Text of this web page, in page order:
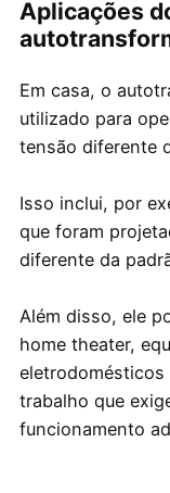
Aplicações
Em casa, o
utilizado para
tensão diferente
Isso inclui, por
que foram
diferente da
Além disso, ele
home theater,
eletrodomésticos
trabalho que
funcionamento